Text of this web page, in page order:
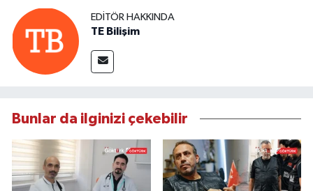
EDITÖR HAKKINDA
TE Bilişim
Bunlar da ilginizi çekebilir